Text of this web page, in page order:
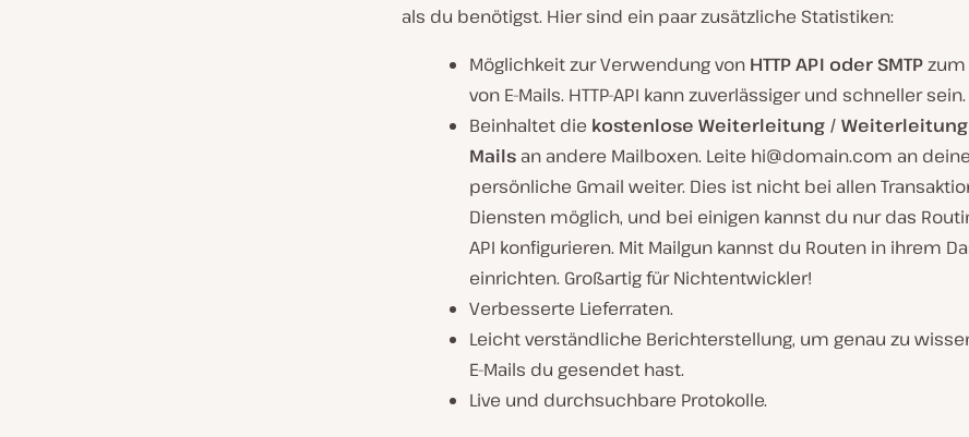
als du benötigst. Hier sind ein paar zusätzliche Statistiken:
Möglichkeit zur Verwendung von HTTP API oder SMTPzum
von E-Mails. HTTP-API kann zuverlässiger und schneller sein.
Beinhaltet die kostenlose Weiterleitung / Weiterleitung
Mails an andere Mailboxen. Leite hi@domain.com an deine
persönliche Gmail weiter. Dies ist nicht bei allen
Diensten möglich, und bei einigen kannst du nur das
API konfigurieren. Mit Mailgun kannst du Routen in ihrem
einrichten. Großartig für Nichtentwickler!
Verbesserte Lieferraten.
Leicht verständliche Berichterstellung, um genau zu
E-Mails du gesendet hast.
Live und durchsuchbare Protokolle.